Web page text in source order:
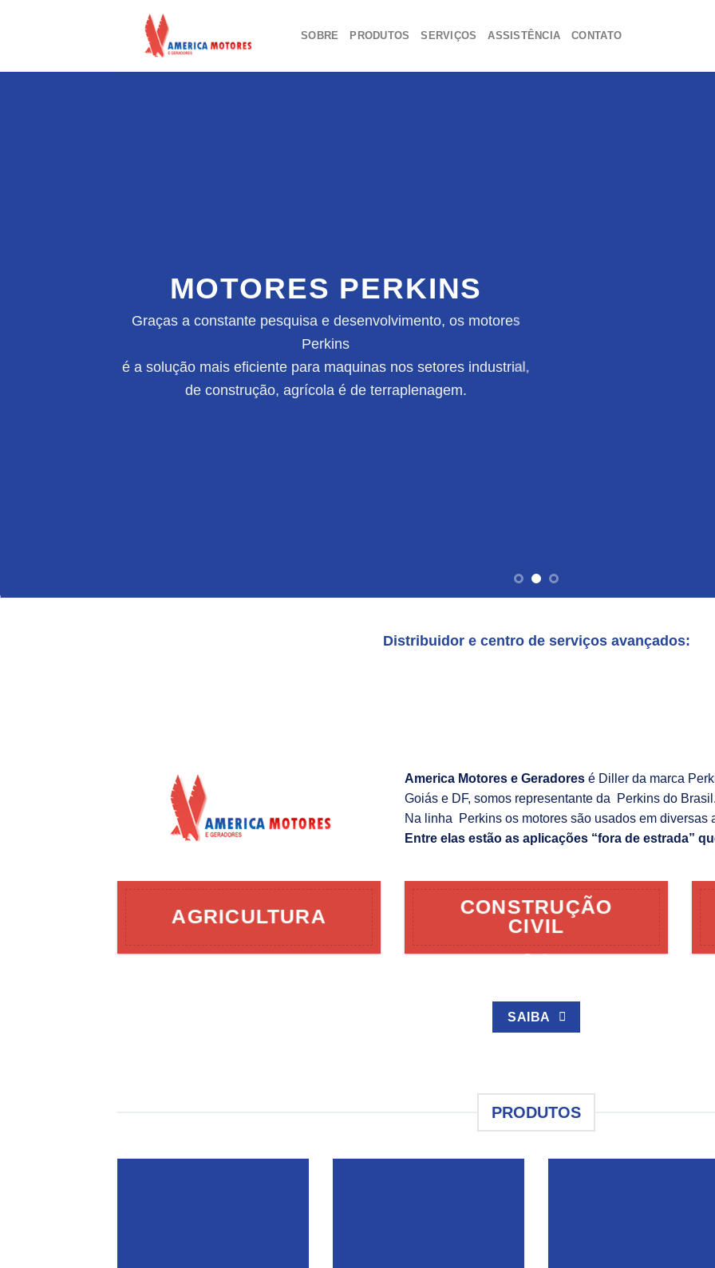
SOBRE PRODUTOS SERVIÇOS ASSISTÊNCIA CONTATO
MOTORES PERKINS
Graças a constante pesquisa e desenvolvimento, os motores
Perkins
é a solução mais eficiente para maquinas nos setores industrial,
de construção, agrícola é de terraplenagem.
Distribuidor e centro de serviços avançados:
America Motores e Geradores é Diller da marca
Goiás e DF, somos representante da Perkins do Brasil.
Na linha Perkins os motores são usados em diversas
Entre elas estão as aplicações “fora de estrada”
AGRICULTURA
CONSTRUÇÃO
CIVIL
SAIBA
PRODUTOS